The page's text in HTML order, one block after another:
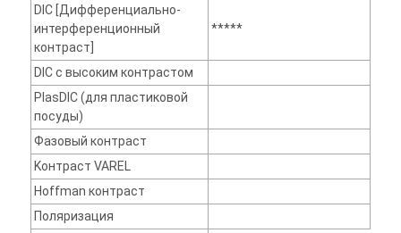
DIC [Дифференциально-
интерференционный
контраст]
*****
DIC с высоким контрастом
PlasDIC (для пластиковой
посуды)
Фазовый контраст
Kонтраст VAREL
Hoffman контраст
Поляризация